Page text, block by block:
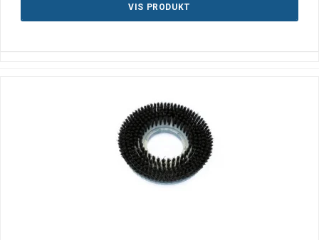
VIS PRODUKT